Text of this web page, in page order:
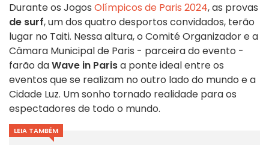
Durante os Jogos Olímpicos de Paris 2024, as provas
de surf, um dos quatro desportos convidados, terão
lugar no Taiti. Nessa altura, o Comité Organizador e a
Câmara Municipal de Paris - parceira do evento -
farão daWave in Parisa ponte ideal entre os
eventos que se realizam no outro lado do mundo e a
Cidade Luz. Um sonho tornado realidade para os
espectadores de todo o mundo.
LEIA TAMBÉM